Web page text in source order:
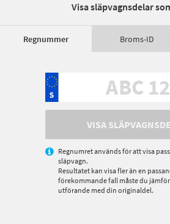
Visa släpvagnsdelar
Regnummer Broms-ID
VISA
Regnumret används för att visa
släpvagn.
Resultatet kan visa fler än en
förekommande fall måste du
utförande med din originaldel.